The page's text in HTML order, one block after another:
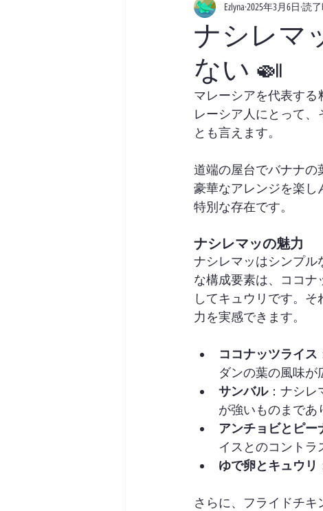
ナシレマ
ない 🍛
Ezlyna 2025年3月6日 読了
マレーシアを代表す
レーシア人にとって
とも言えます。
道端の屋台でバナナの
豪華なアレンジを楽し
特別な存在です。
ナシレマッの魅力
ナシレマッはシンプル
な構成要素は、ココ
してキュウリです。
力を実感できます。
ココナッツライス
ダンの葉の風味が
サンバル：ナシレ
が強いものまであ
アンチョビとピー
イスとのコントラ
ゆで卵とキュウリ
さらに、フライドチ